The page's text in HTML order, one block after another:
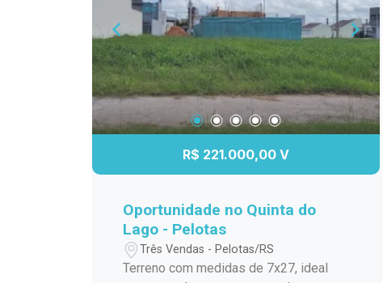
Ambiente decorado. - Cozinha
planejada integrada à sala: Com
armários planejados, fogão, forno,
depurador, geladeira e micro-ondas. -
Mesa com cadeiras inclusas no
conta com tanque, máquina de lavar e
armário para maior organização. 02
dormitórios, sendo 1 suíte: * Quarto 1
cabeceira planejados, mais rack para
televisão e ar condicionado. O banheiro
da suíte possui armários sob medida e
box de vidro. * Quarto 2: Já com
R$ 221.000,00 V
Oportunidade no Quinta do
Lago - Pelotas
Três Vendas - Pelotas/RS
Terreno com medidas de 7x27, ideal